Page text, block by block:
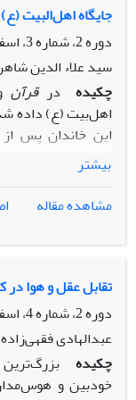
را در حوزۀ تفسیر
کنیم و فضاى
جایگاه اهل‌البیت
دوره 2، شماره 3، اسفند 1390، صفحه
سید علاء الدین
چکیده درقرآن
اهل‌بیت ‌(ع) داده
این خاندان پس
حکومتی
اجتماعی،
برعهده گیرند. پس
ماجرای خونین
رفت و حتی طرح
اهل‌بیت ‌(ع) در عصر
عترت پیامبر ‌(ص) و
جامعة اسلامی
شیوة پرداختن
تلاش آن حضرت
وظیفه‌ای که در
بیشتر
مشاهده مقاله
تقابل عقل و هوا در
دوره 2، شماره 4، اسفند 1390، صفحه
عبدالهادی
چکیده
خودبین و